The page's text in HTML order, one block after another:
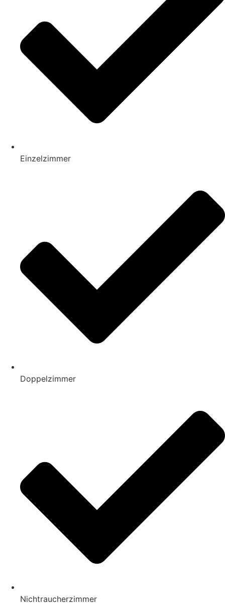
Einzelzimmer
Doppelzimmer
Nichtraucherzimmer